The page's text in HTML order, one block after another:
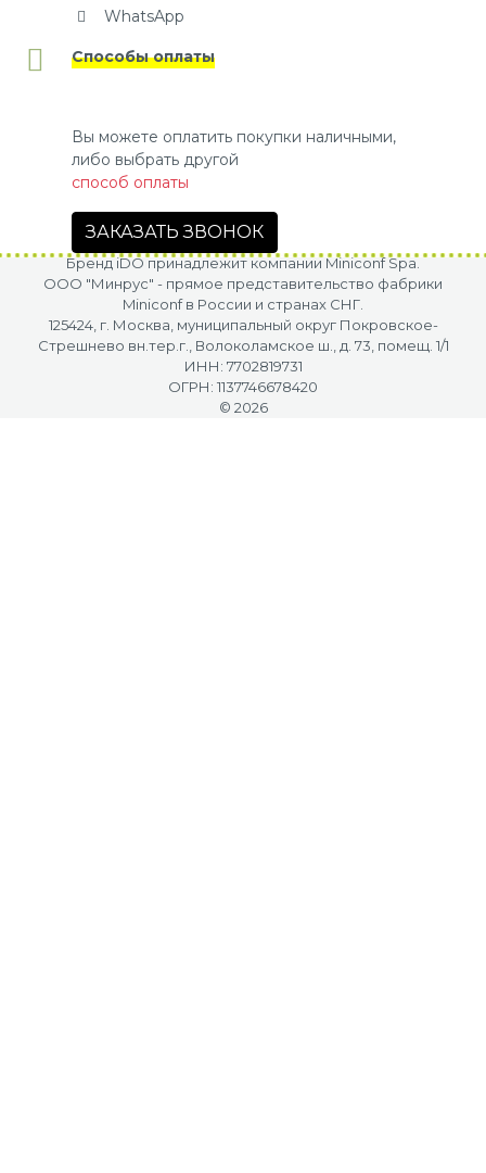
WhatsApp
Способы оплаты
Вы можете оплатить покупки наличными,
либо выбрать другой
способ оплаты
ЗАКАЗАТЬ ЗВОНОК
Бренд iDO принадлежит компании Miniconf Spa.
OOO "Минрус" - прямое представительство фабрики
Miniconf в России и странах СНГ.
125424, г. Москва, муниципальный округ Покровское-
Стрешнево вн.тер.г., Волоколамское ш., д. 73, помещ. 1/1
ИНН: 7702819731
ОГРН: 1137746678420
© 2026